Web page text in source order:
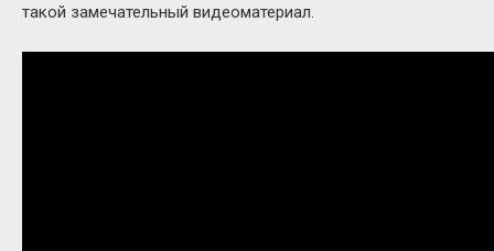
такой замечательный видеоматериал.